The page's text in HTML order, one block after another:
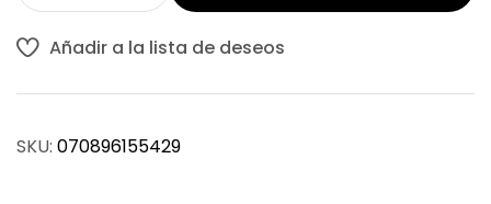
Añadir a la lista de deseos
SKU: 070896155429